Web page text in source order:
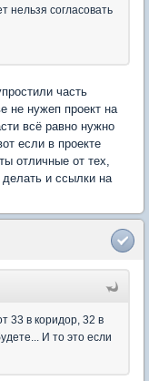
нельзя согласовать
часть
не нужеп проект на
всё равно нужно
если в проекте
отличные от тех,
делать и ссылки на
33 в коридор, 32 в
И то это если